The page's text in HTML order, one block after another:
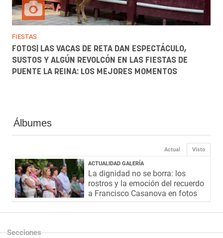
FIESTAS
FOTOS| LAS VACAS DE RETA DAN ESPECTÁCULO,
SUSTOS Y ALGÚN REVOLCÓN EN LAS FIESTAS DE
PUENTE LA REINA: LOS MEJORES MOMENTOS
Álbumes
Visto
Actual
ACTUALIDAD GALERÍA
La dignidad no se borra: los
rostros y la emoción del recuerdo
a Francisco Casanova en fotos
Secciones